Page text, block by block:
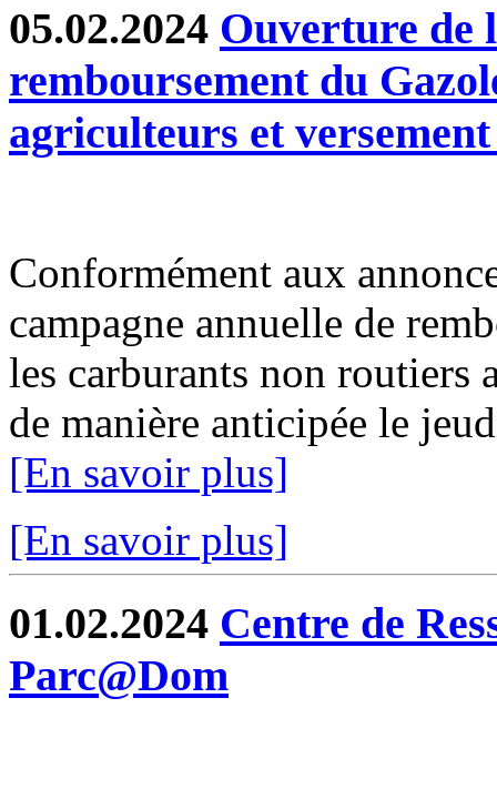
05.02.2024 Ouverture de
remboursement du
agriculteurs et
Conformément aux
campagne annuelle de
les carburants non routiers
de manière anticipée le
[En savoir plus]
[En savoir plus]
01.02.2024 Centre de
Parc@Dom